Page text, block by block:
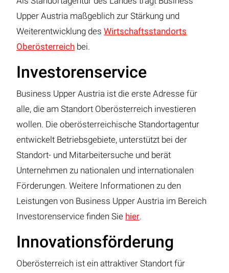
Upper Austria maßgeblich zur Stärkung und
Weiterentwicklung des Wirtschaftsstandorts
Oberösterreich bei.
Investorenservice
Business Upper Austria ist die erste Adresse für
alle, die am Standort Oberösterreich investieren
wollen. Die oberösterreichische Standortagentur
entwickelt Betriebsgebiete, unterstützt bei der
Standort- und Mitarbeitersuche und berät
Unternehmen zu nationalen und internationalen
Förderungen. Weitere Informationen zu den
Leistungen von Business Upper Austria im Bereich
Investorenservice finden Sie hier.
Innovationsförderung
Oberösterreich ist ein attraktiver Standort für